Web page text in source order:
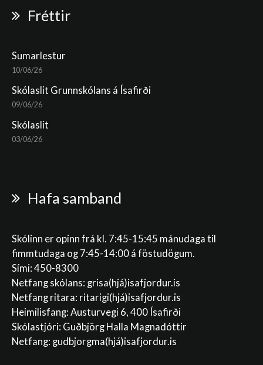
Fréttir
Sumarlestur
10/06/26
Skólaslit Grunnskólans á Ísafirði
09/06/26
Skólaslit
03/06/26
Hafa samband
Skólinn er opinn frá kl. 7:45-15:45 mánudaga til
fimmtudaga og 7:45-14:00 á föstudögum.
Sími: 450-8300
Netfang skólans: grisa(hjá)isafjordur.is
Netfang ritara: ritarigi(hjá)isafjordur.is
Heimilisfang: Austurvegi 6, 400 Ísafirði
Skólastjóri: Guðbjörg Halla Magnadóttir
Netfang: gudbjorgma(hjá)isafjordur.is